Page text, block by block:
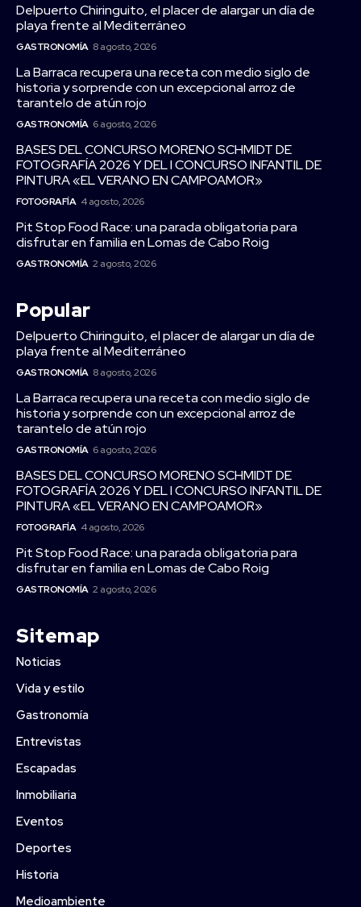
Delpuerto Chiringuito, el placer de alargar un día de
playa frente al Mediterráneo
GASTRONOMÍA 8 agosto, 2026
La Barraca recupera una receta con medio siglo de
historia y sorprende con un excepcional arroz de
tarantelo de atún rojo
GASTRONOMÍA 6 agosto, 2026
BASES DEL CONCURSO MORENO SCHMIDT DE
FOTOGRAFÍA 2026 Y DEL I CONCURSO INFANTIL DE
PINTURA «EL VERANO EN CAMPOAMOR»
FOTOGRAFÍA 4 agosto, 2026
Pit Stop Food Race: una parada obligatoria para
disfrutar en familia en Lomas de Cabo Roig
GASTRONOMÍA 2 agosto, 2026
Popular
Delpuerto Chiringuito, el placer de alargar un día de
playa frente al Mediterráneo
GASTRONOMÍA 8 agosto, 2026
La Barraca recupera una receta con medio siglo de
historia y sorprende con un excepcional arroz de
tarantelo de atún rojo
GASTRONOMÍA 6 agosto, 2026
BASES DEL CONCURSO MORENO SCHMIDT DE
FOTOGRAFÍA 2026 Y DEL I CONCURSO INFANTIL DE
PINTURA «EL VERANO EN CAMPOAMOR»
FOTOGRAFÍA 4 agosto, 2026
Pit Stop Food Race: una parada obligatoria para
disfrutar en familia en Lomas de Cabo Roig
GASTRONOMÍA 2 agosto, 2026
Sitemap
Noticias
Vida y estilo
Gastronomía
Entrevistas
Escapadas
Inmobiliaria
Eventos
Deportes
Historia
Medioambiente